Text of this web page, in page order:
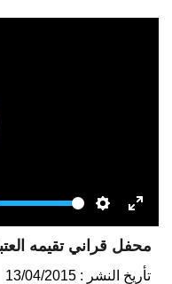
Volume
Settings
Enter
محفل قراني تقيمه
تأريخ النشر : 13/04/2015